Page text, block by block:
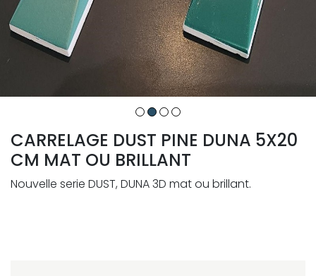
CARRELAGE DUST PINE DUNA 5X20
CM MAT OU BRILLANT
Nouvelle serie DUST, DUNA 3D mat ou brillant.